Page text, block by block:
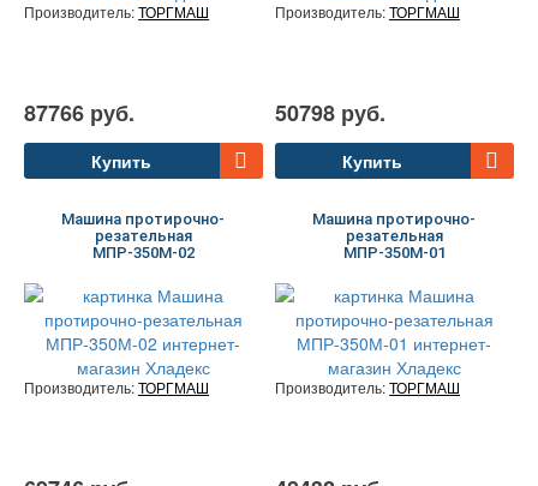
Производитель:ТОРГМАШ
87766 руб.
Купить
Производитель:ТОРГМАШ
50798 руб.
Купить
Машина протирочно-
резательная
МПР-350М-02
Производитель:ТОРГМАШ
Машина протирочно-
резательная
МПР-350М-01
Производитель:ТОРГМАШ